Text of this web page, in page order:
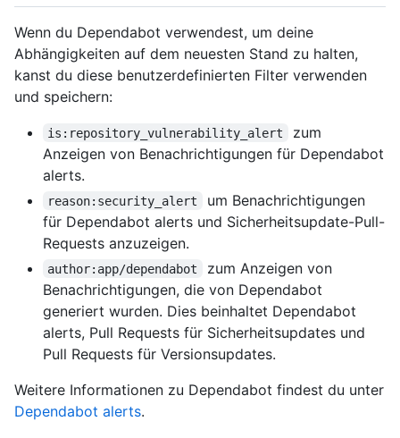
Wenn du Dependabot verwendest, um deine
Abhängigkeiten auf dem neuesten Stand zu halten,
kanst du diese benutzerdefinierten Filter verwenden
und speichern:
is:repository_vulnerability_alert
zum
Anzeigen von Benachrichtigungen für Dependabot
alerts.
reason:security_alert
um Benachrichtigungen
für Dependabot alerts und Sicherheitsupdate-Pull-
Requests anzuzeigen.
author:app/dependabot
zum Anzeigen von
Benachrichtigungen, die von Dependabot
generiert wurden. Dies beinhaltet Dependabot
alerts, Pull Requests für Sicherheitsupdates und
Pull Requests für Versionsupdates.
Weitere Informationen zu Dependabot findest du unter
Dependabot alerts.